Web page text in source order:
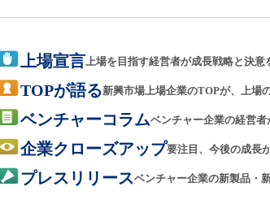
上場宣言上場を目指す経営者が成長戦略と決意
TOPが語る新興市場上場企業のTOPが、上場
ベンチャーコラムベンチャー企業の経営者
企業クローズアップ要注目、今後の成長
プレスリリースベンチャー企業の新製品・